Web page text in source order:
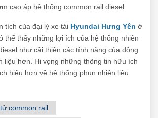
cao áp hệ thống common rail diesel
tích của đại lý xe tải Hyundai Hưng Yên ở
thể thấy những lợi ích của hệ thống nhiên
như cải thiện các tính năng của động
liệu hơn. Hi vọng những thông tin hữu ích
hiểu hơn về hệ thống phun nhiên liệu
common rail